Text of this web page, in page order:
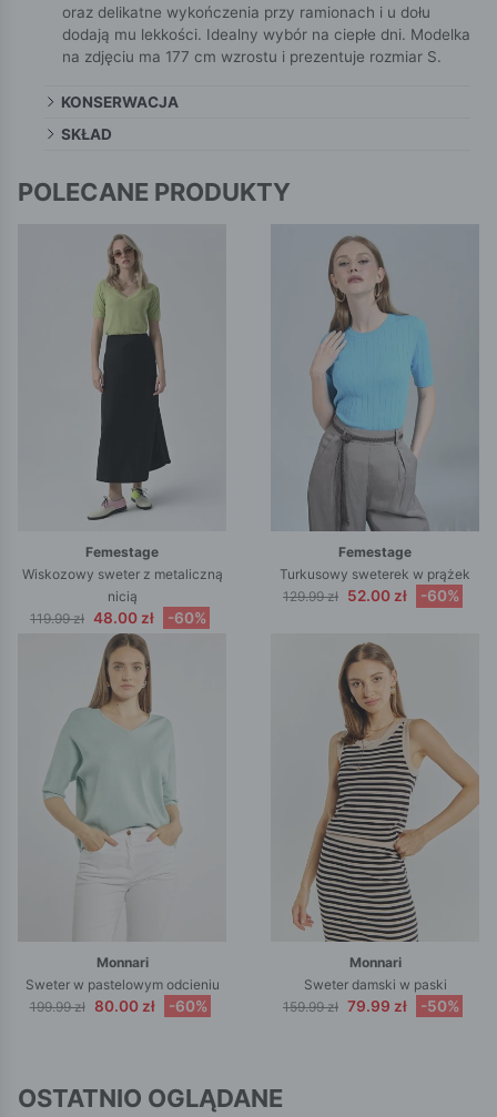
oraz delikatne wykończenia przy ramionach i u dołu
dodają mu lekkości. Idealny wybór na ciepłe dni. Modelka
na zdjęciu ma 177 cm wzrostu i prezentuje rozmiar S.
KONSERWACJA
SKŁAD
POLECANE PRODUKTY
Femestage
Wiskozowy sweter z metaliczną
nicią
119.99 zł 48.00 zł -60%
Femestage
Turkusowy sweterek w prążek
129.99 zł 52.00 zł -60%
Monnari
Sweter w pastelowym odcieniu
199.99 zł 80.00 zł -60%
Monnari
Sweter damski w paski
159.99 zł 79.99 zł -50%
OSTATNIO OGLĄDANE